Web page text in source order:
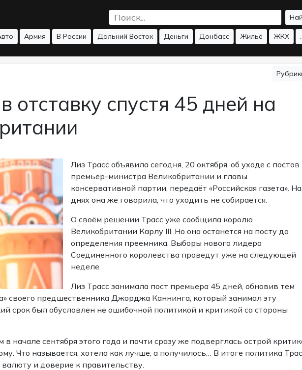
Армия В России Дальний Восток Деньги Донбасс Жильё ЖКХ
отставку спустя 45 дней на
Лиз Трасс объявила сегодня, 20 октября, об уходе с постов
премьер-министра Великобритании и главы
консервативной партии, передаёт «Российская газета». На
днях она же говорила, что уходить не собирается.
О своём решении Трасс уже сообщила королю
Великобритании Карлу III. Но она останется на посту до
определения преемника. Выборы нового лидера
Соединенного королевства проведут уже на следующей
неделе.
Лиз Трасс занимала пост премьера 45 дней, обновив тем
своего предшественника Джорджа Каннинга, который занимал эту
срок был обусловлен не ошибочной политикой и критикой со стороны
начале сентября этого года и почти сразу же подверглась острой
Что называется, хотела как лучше, а получилось… В итоге политика
и доверие к правительству.